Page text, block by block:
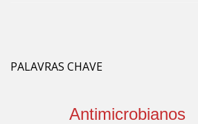
PALAVRAS CHAVE
Antimicrobianos